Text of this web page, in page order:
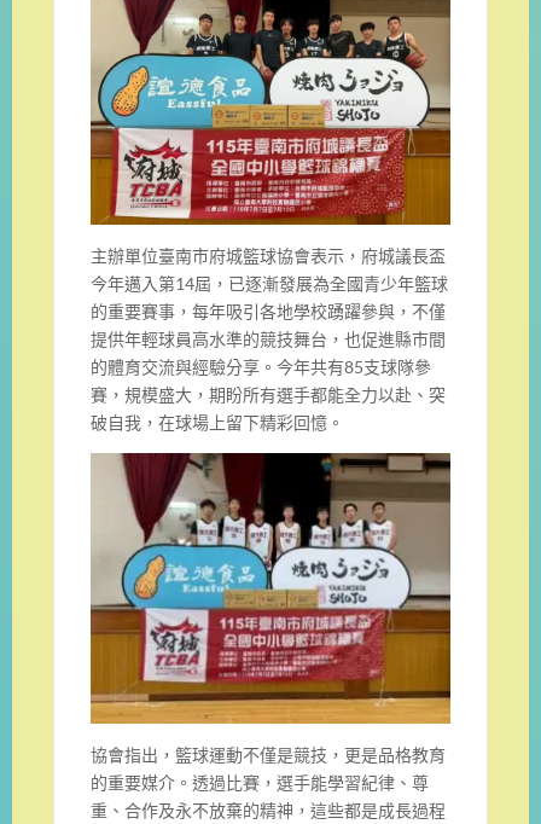
主辦單位臺南市府城籃球協會表示，府城議長盃
今年邁入第14屆，已逐漸發展為全國青少年籃球
的重要賽事，每年吸引各地學校踴躍參與，不僅
提供年輕球員高水準的競技舞台，也促進縣市間
的體育交流與經驗分享。今年共有85支球隊參
賽，規模盛大，期盼所有選手都能全力以赴、突
破自我，在球場上留下精彩回憶。
協會指出，籃球運動不僅是競技，更是品格教育
的重要媒介。透過比賽，選手能學習紀律、尊
重、合作及永不放棄的精神，這些都是成長過程